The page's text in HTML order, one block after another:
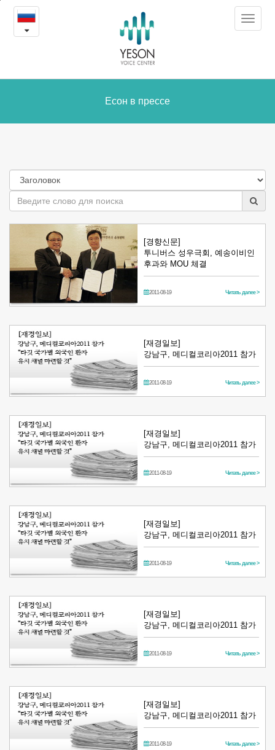
Есон
Toggle
Есон в прессе
[경향신문]
투니버스 성우극회, 예송이비인
후과와 MOU 체결
2011-08-19 Читать далее >
[재경일보]
강남구, 메디컬코리아2011 참가
2011-08-19 Читать далее >
[재경일보]
강남구, 메디컬코리아2011 참가
2011-08-19 Читать далее >
[재경일보]
강남구, 메디컬코리아2011 참가
2011-08-19 Читать далее >
[재경일보]
강남구, 메디컬코리아2011 참가
2011-08-19 Читать далее >
[재경일보]
강남구, 메디컬코리아2011 참가
2011-08-19 Читать далее >